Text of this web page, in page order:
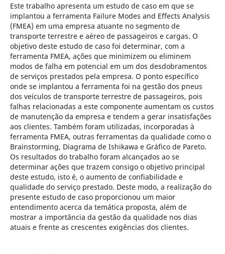
Este trabalho apresenta um estudo de caso em que se
implantou a ferramenta Failure Modes and Effects Analysis
(FMEA) em uma empresa atuante no segmento de
transporte terrestre e aéreo de passageiros e cargas. O
objetivo deste estudo de caso foi determinar, com a
ferramenta FMEA, ações que minimizem ou eliminem
modos de falha em potencial em um dos desdobramentos
de serviços prestados pela empresa. O ponto específico
onde se implantou a ferramenta foi na gestão dos pneus
dos veículos de transporte terrestre de passageiros, pois
falhas relacionadas a este componente aumentam os custos
de manutenção da empresa e tendem a gerar insatisfações
aos clientes. Também foram utilizadas, incorporadas à
ferramenta FMEA, outras ferramentas da qualidade como o
Brainstorming, Diagrama de Ishikawa e Gráfico de Pareto.
Os resultados do trabalho foram alcançados ao se
determinar ações que trazem consigo o objetivo principal
deste estudo, isto é, o aumento de confiabilidade e
qualidade do serviço prestado. Deste modo, a realização do
presente estudo de caso proporcionou um maior
entendimento acerca da temática proposta, além de
mostrar a importância da gestão da qualidade nos dias
atuais e frente as crescentes exigências dos clientes.